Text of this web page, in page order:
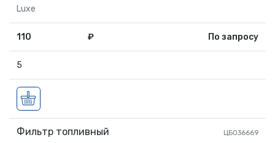
Luxe
110 ₽ По запросу
5
Фильтр топливный ЦБ036669